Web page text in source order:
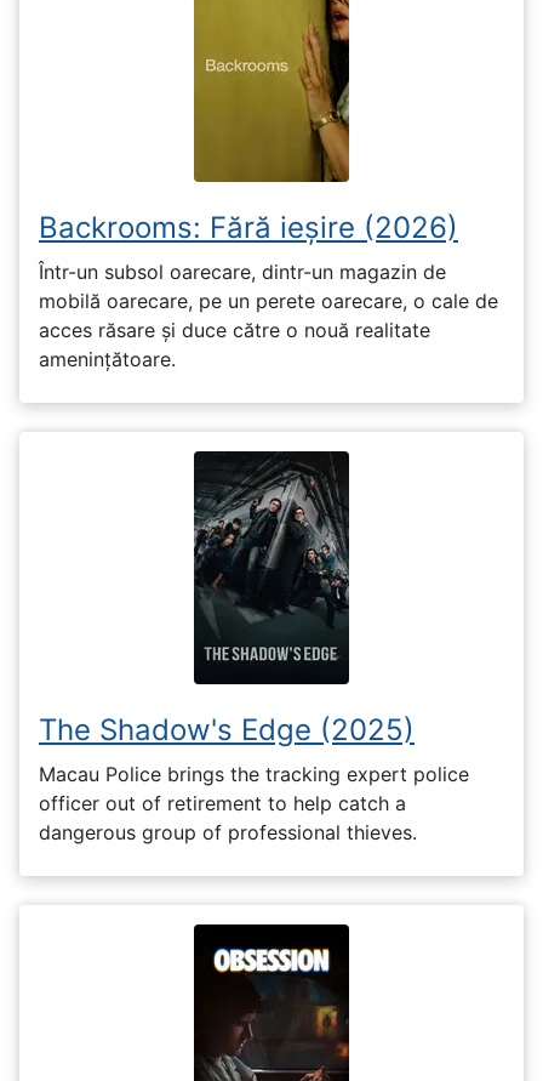
Backrooms: Fără ieșire (2026)
Într-un subsol oarecare, dintr-un magazin de
mobilă oarecare, pe un perete oarecare, o cale de
acces răsare și duce către o nouă realitate
amenințătoare.
The Shadow's Edge (2025)
Macau Police brings the tracking expert police
officer out of retirement to help catch a
dangerous group of professional thieves.